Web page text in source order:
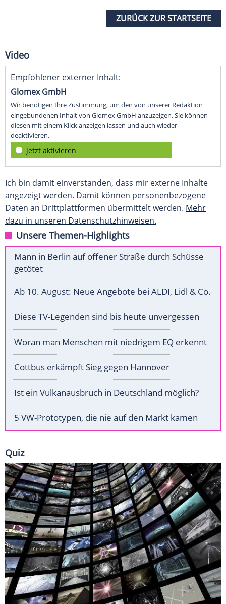
ZURÜCK ZUR STARTSEITE
Video
Empfohlener externer Inhalt:
Glomex GmbH
Wir benötigen Ihre Zustimmung, um den von unserer Redaktion
eingebundenen Inhalt von Glomex GmbH anzuzeigen. Sie können
diesen mit einem Klick anzeigen lassen und auch wieder
deaktivieren.
jetzt aktivieren
Ich bin damit einverstanden, dass mir externe Inhalte
angezeigt werden. Damit können personenbezogene
Daten an Drittplattformen übermittelt werden. Mehr
dazu in unseren Datenschutzhinweisen.
Unsere Themen-Highlights
Mann in Berlin auf offener Straße durch Schüsse
getötet
Ab 10. August: Neue Angebote bei ALDI, Lidl & Co.
Diese TV-Legenden sind bis heute unvergessen
Woran man Menschen mit niedrigem EQ erkennt
Cottbus erkämpft Sieg gegen Hannover
Ist ein Vulkanausbruch in Deutschland möglich?
5 VW-Prototypen, die nie auf den Markt kamen
Quiz